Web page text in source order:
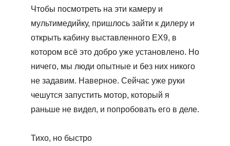
Чтобы посмотреть на эти камеру и
мультимедийку, пришлось зайти к дилеру и
открыть кабину выставленного ЕХ9, в
котором всё это добро уже установлено. Но
ничего, мы люди опытные и без них никого
не задавим. Наверное. Сейчас уже руки
чешутся запустить мотор, который я
раньше не видел, и попробовать его в деле.
Тихо, но быстро